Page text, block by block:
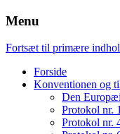
Menu
Fortsæt til primære
Forside
Konventionen og
Den
Protokol nr.
Protokol nr.